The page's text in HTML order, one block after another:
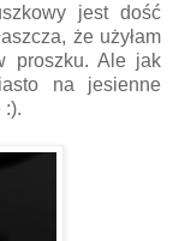
jest dość
że użyłam
proszku. Ale jak
na jesienne
:).